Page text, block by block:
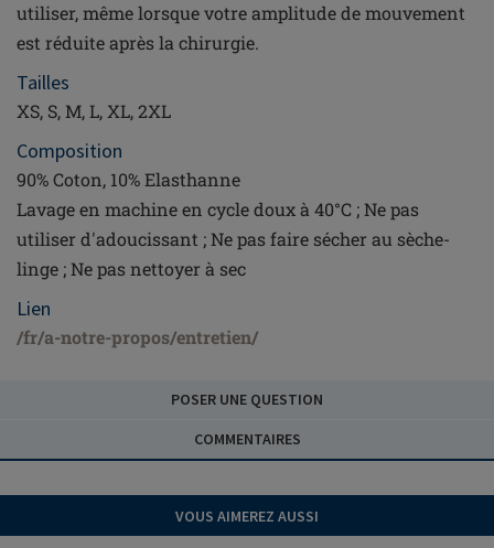
utiliser, même lorsque votre amplitude de mouvement
est réduite après la chirurgie.
Tailles
XS, S, M, L, XL, 2XL
Composition
90% Coton, 10% Elasthanne
Lavage en machine en cycle doux à 40°C ; Ne pas
utiliser d'adoucissant ; Ne pas faire sécher au sèche-
linge ; Ne pas nettoyer à sec
Lien
/fr/a-notre-propos/entretien/
POSER UNE QUESTION
COMMENTAIRES
VOUS AIMEREZ AUSSI